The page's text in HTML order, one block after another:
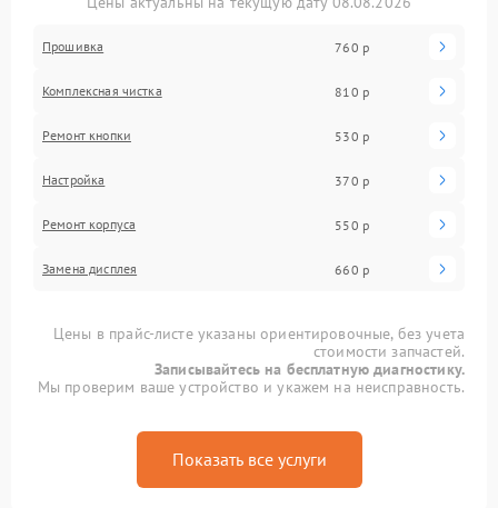
Прошивка 760 р
Комплексная чистка 810 р
Ремонт кнопки 530 р
Настройка 370 р
Ремонт корпуса 550 р
Замена дисплея 660 р
Цены в прайс-листе указаны ориентировочные, без учета
стоимости запчастей.
Записывайтесь на бесплатную диагностику.
Мы проверим ваше устройство и укажем на неисправность.
Показать все услуги